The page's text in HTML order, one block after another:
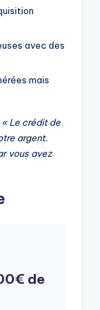
avec des
mais
« Le crédit de
argent.
vous avez
de